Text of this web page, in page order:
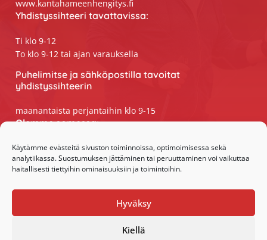
Käytämme evästeitä sivuston toiminnoissa, optimoimisessa sekä
analytiikassa. Suostumuksen jättäminen tai peruuttaminen voi vaikuttaa
haitallisesti tiettyihin ominaisuuksiin ja toimintoihin.
Hyväksy
Kiellä
www.kantahameenhengitys.fi
Yhdistyssihteeri tavattavissa:
Ti klo 9-12
To klo 9-12 tai ajan varauksella
Puhelimitse ja sähköpostilla tavoitat
yhdistyssihteerin
maanantaista perjantaihin klo 9-15
Olemme somessa:
Facebook
Instagram
·Toteutus ja ylläpito MMD Networks